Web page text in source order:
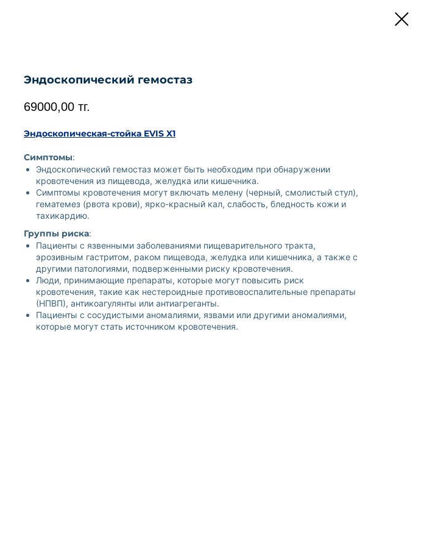
Эндоскопический гемостаз
69000,00 тг.
Эндоскопическая-стойка EVIS X1
Симптомы:
Эндоскопический гемостаз может быть необходим при обнаружении
кровотечения из пищевода, желудка или кишечника.
Симптомы кровотечения могут включать мелену (черный, смолистый стул),
гематемез (рвота крови), ярко-красный кал, слабость, бледность кожи и
тахикардию.
Группы риска:
Пациенты с язвенными заболеваниями пищеварительного тракта,
эрозивным гастритом, раком пищевода, желудка или кишечника, а также с
другими патологиями, подверженными риску кровотечения.
Люди, принимающие препараты, которые могут повысить риск
кровотечения, такие как нестероидные противовоспалительные препараты
(НПВП), антикоагулянты или антиагреганты.
Пациенты с сосудистыми аномалиями, язвами или другими аномалиями,
которые могут стать источником кровотечения.